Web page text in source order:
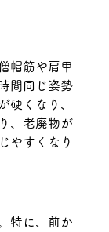
帽筋や肩甲
間同じ姿勢
硬くなり、
、老廃物が
やすくなり
特に、前か